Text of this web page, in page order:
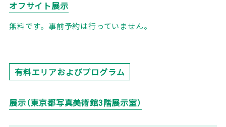
オフサイト展示
無料です。事前予約は行っていません。
有料エリアおよびプログラム
展示（東京都写真美術館3階展示室）